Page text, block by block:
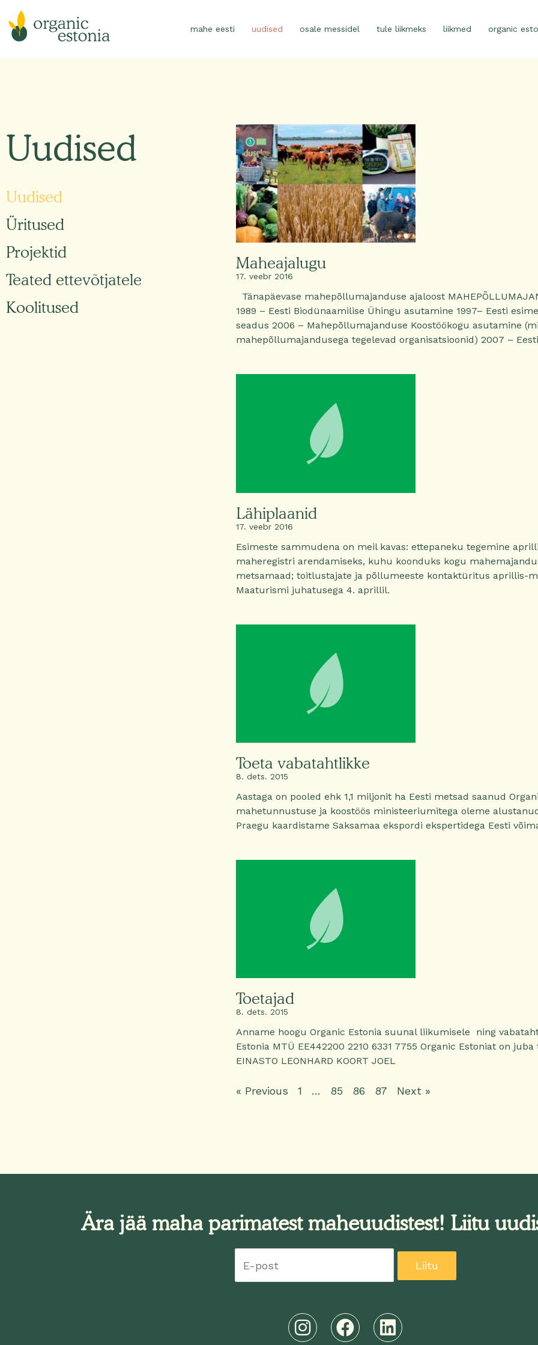
Skip
to
content
mahe eesti uudised osale messidel tule liikmeks liikmed organic
Uudised
Uudised
Üritused
Projektid
Teated ettevõtjatele
Koolitused
Maheajalugu
17. veebr 2016
Tänapäevase mahepõllumajanduse ajaloost
1989 – Eesti Biodünaamilise Ühingu asutamine 1997– Eesti
seadus 2006 – Mahepõllumajanduse Koostöökogu asutamine
mahepõllumajandusega tegelevad organisatsioonid) 2007 – Eesti
Lähiplaanid
17. veebr 2016
Esimeste sammudena on meil kavas: ettepaneku tegemine
maheregistri arendamiseks, kuhu koonduks kogu
metsamaad; toitlustajate ja põllumeeste kontaktüritus aprillis-
Maaturismi juhatusega 4. aprillil.
Toeta vabatahtlikke
8. dets. 2015
Aastaga on pooled ehk 1,1 miljonit ha Eesti metsad saanud
mahetunnustuse ja koostöös ministeeriumitega oleme
Praegu kaardistame Saksamaa ekspordi ekspertidega Eesti
Toetajad
8. dets. 2015
Anname hoogu Organic Estonia suunal liikumisele ning
Estonia MTÜ EE442200 2210 6331 7755 Organic Estoniat on juba
EINASTO LEONHARD KOORT JOEL
« Previous
Page
1 …
Page
85
Page
86
Page
87 Next »
Ära jää maha parimatest maheuudistest! Liitu
Liitu
I
n
F
a
L
i